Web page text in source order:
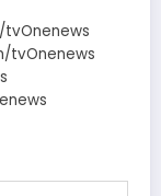
tvOnenews